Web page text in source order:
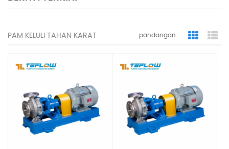
PAM KELULI TAHAN KARAT pandangan : Grid View